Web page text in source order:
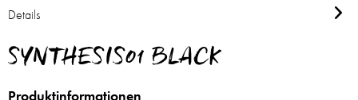
Details
SYNTHESIS01 BLACK
Produktinformationen